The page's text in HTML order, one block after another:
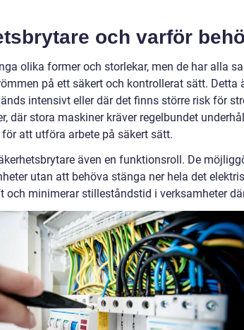
och varför
olika former och storlekar, men de har alla
på ett säkert och kontrollerat sätt. Detta
intensivt eller där det finns större risk för
där stora maskiner kräver regelbundet
att utföra arbete på säkert sätt.
även en funktionsroll. De
utan att behöva stänga ner hela det
och minimerar stilleståndstid i verksamheter